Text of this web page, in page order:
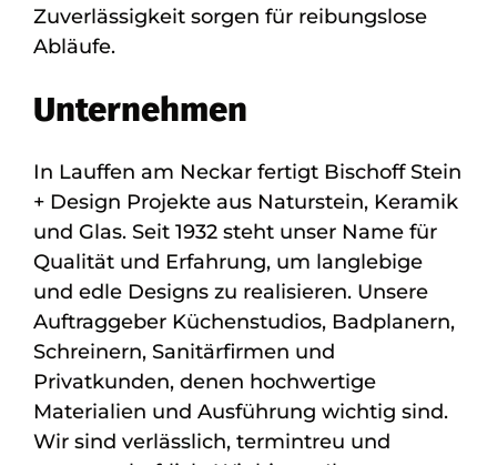
Zuverlässigkeit sorgen für reibungslose
Abläufe.
Unternehmen
In Lauffen am Neckar fertigt Bischoff Stein
+ Design Projekte aus Naturstein, Keramik
und Glas. Seit 1932 steht unser Name für
Qualität und Erfahrung, um langlebige
und edle Designs zu realisieren. Unsere
Auftraggeber Küchenstudios, Badplanern,
Schreinern, Sanitärfirmen und
Privatkunden, denen hochwertige
Materialien und Ausführung wichtig sind.
Wir sind verlässlich, termintreu und